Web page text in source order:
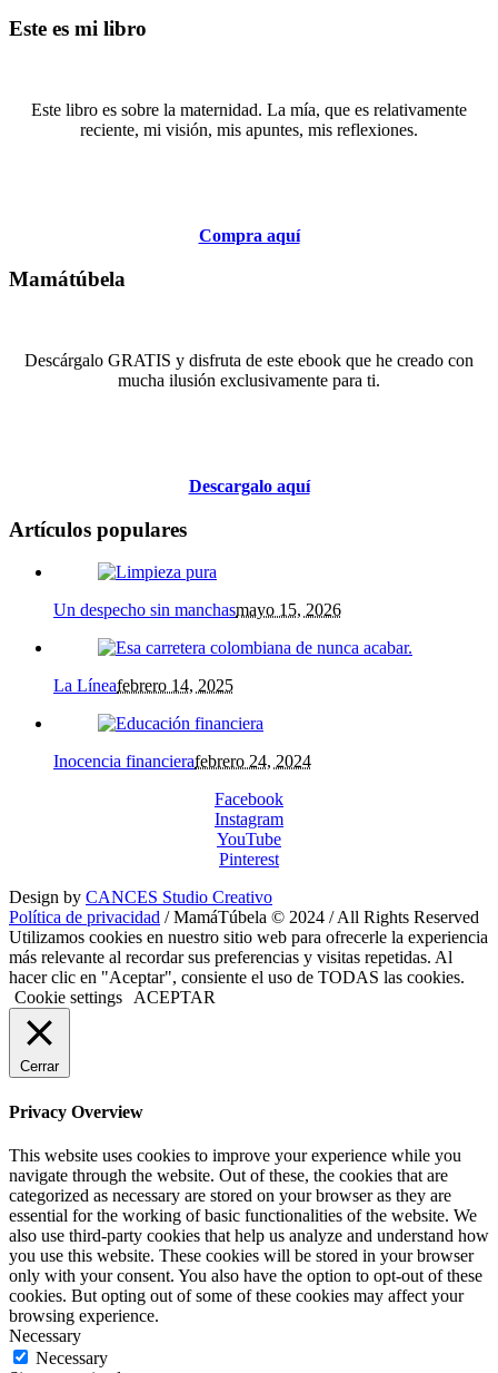
Este es mi libro
Este libro es sobre la maternidad. La mía, que es relativamente
reciente, mi visión, mis apuntes, mis reflexiones.
Compra aquí
Mamátúbela
Descárgalo GRATIS y disfruta de este ebook que he creado con
mucha ilusión exclusivamente para ti.
Descargalo aquí
Artículos populares
Un despecho sin manchasmayo 15, 2026
La Líneafebrero 14, 2025
Inocencia financierafebrero 24, 2024
Facebook
Instagram
YouTube
Pinterest
Design by CANCES Studio Creativo
Política de privacidad / MamáTúbela © 2024 / All Rights Reserved
Utilizamos cookies en nuestro sitio web para ofrecerle la experiencia
más relevante al recordar sus preferencias y visitas repetidas. Al
hacer clic en "Aceptar", consiente el uso de TODAS las cookies.
Cookie settings
ACEPTAR
Cerrar
Privacy Overview
This website uses cookies to improve your experience while you
navigate through the website. Out of these, the cookies that are
categorized as necessary are stored on your browser as they are
essential for the working of basic functionalities of the website. We
also use third-party cookies that help us analyze and understand how
you use this website. These cookies will be stored in your browser
only with your consent. You also have the option to opt-out of these
cookies. But opting out of some of these cookies may affect your
browsing experience.
Necessary
Necessary